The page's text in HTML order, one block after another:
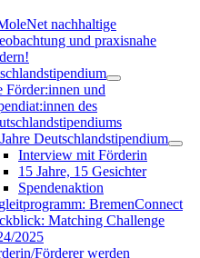
nachhaltige
und praxisnahe
Förder:innen und
des
Deutschlandstipendium
Interview mit Förderin
15 Jahre, 15 Gesichter
Spendenaktion
BremenConnect
Matching Challenge
2025
Förderer werden